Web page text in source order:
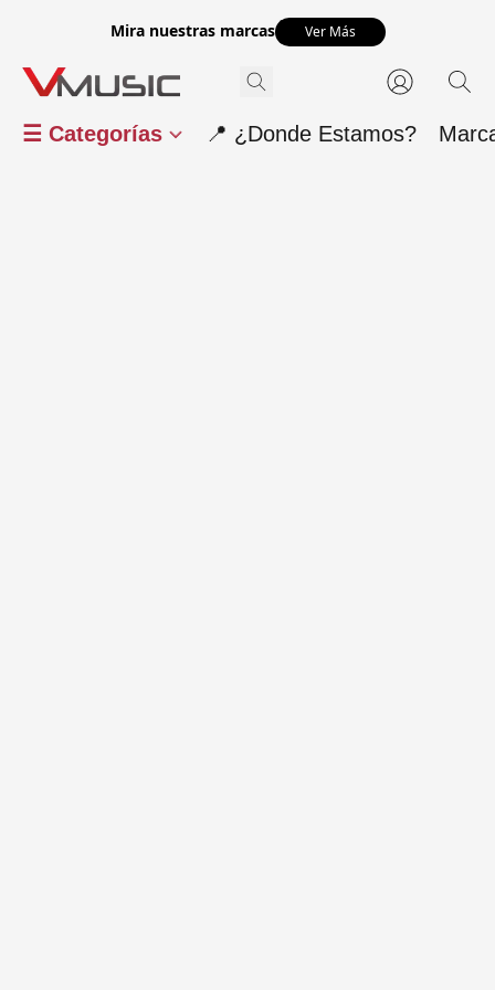
Mira nuestras marcas Ver Más
☰ Categorías 📍 ¿Donde Estamos?